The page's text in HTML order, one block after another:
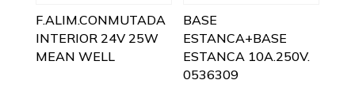
F.ALIM.CONMUTADA
INTERIOR 24V 25W
MEAN WELL
BASE
ESTANCA+BASE
ESTANCA 10A.250V.
0536309